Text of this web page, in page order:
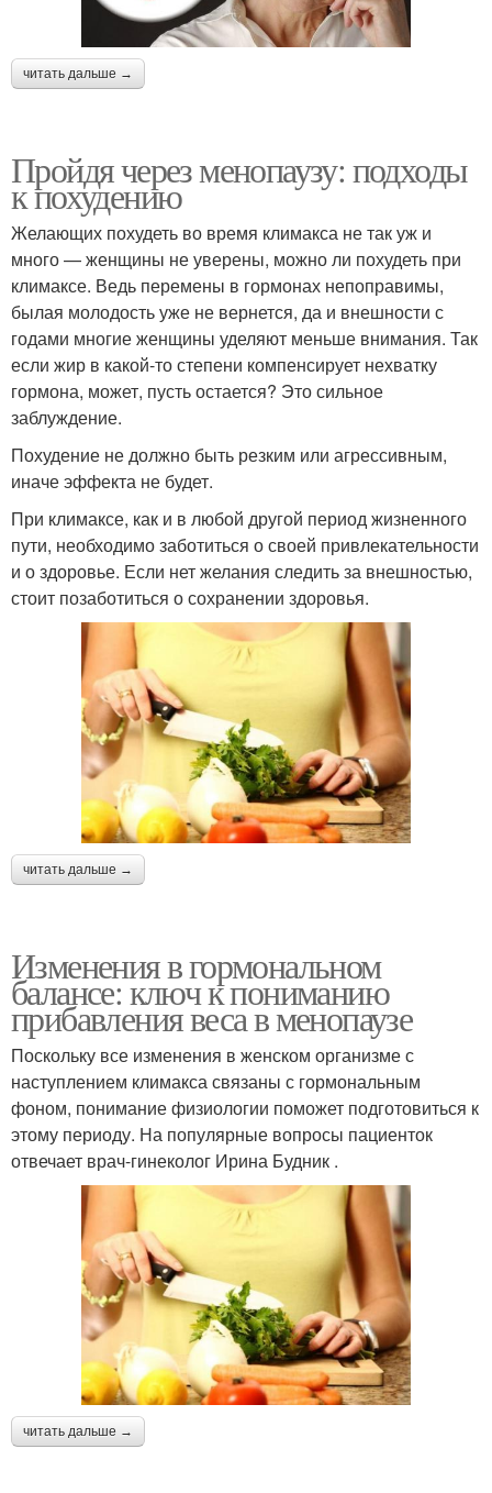
читать дальше →
Пройдя через менопаузу: подходы
к похудению
Желающих похудеть во время климакса не так уж и
много — женщины не уверены, можно ли похудеть при
климаксе. Ведь перемены в гормонах непоправимы,
былая молодость уже не вернется, да и внешности с
годами многие женщины уделяют меньше внимания. Так
если жир в какой-то степени компенсирует нехватку
гормона, может, пусть остается? Это сильное
заблуждение.
Похудение не должно быть резким или агрессивным,
иначе эффекта не будет.
При климаксе, как и в любой другой период жизненного
пути, необходимо заботиться о своей привлекательности
и о здоровье. Если нет желания следить за внешностью,
стоит позаботиться о сохранении здоровья.
читать дальше →
Изменения в гормональном
балансе: ключ к пониманию
прибавления веса в менопаузе
Поскольку все изменения в женском организме с
наступлением климакса связаны с гормональным
фоном, понимание физиологии поможет подготовиться к
этому периоду. На популярные вопросы пациенток
отвечает врач-гинеколог Ирина Будник .
читать дальше →